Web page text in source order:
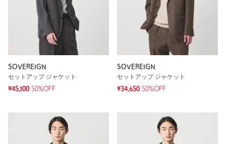
SOVEREIGN
セットアップ ジャケット
¥45,100 50%OFF
SOVEREIGN
セットアップ ジャケット
¥34,650 50%OFF